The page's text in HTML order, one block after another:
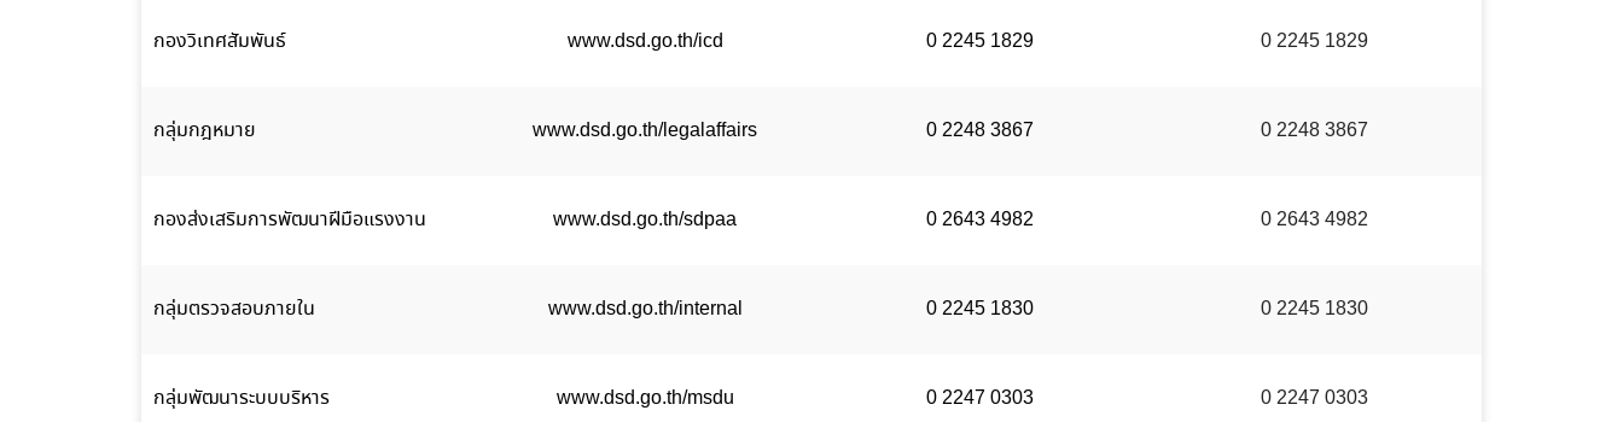
กองวิเทศสัมพันธ์ www.dsd.go.th/icd 0 2245 1829 0 2245 1829
กลุ่มกฎหมาย www.dsd.go.th/legalaffairs 0 2248 3867 0 2248 3867
กองส่งเสริมการพัฒนาฝีมือแรงงาน www.dsd.go.th/sdpaa 0 2643 4982 0 2643 4982
กลุ่มตรวจสอบภายใน www.dsd.go.th/internal 0 2245 1830 0 2245 1830
กลุ่มพัฒนาระบบบริหาร www.dsd.go.th/msdu 0 2247 0303 0 2247 0303